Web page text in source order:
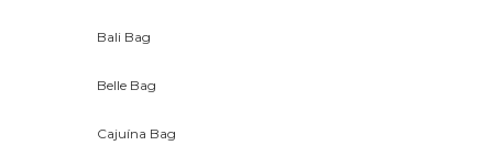
Bali Bag
Belle Bag
Cajuína Bag